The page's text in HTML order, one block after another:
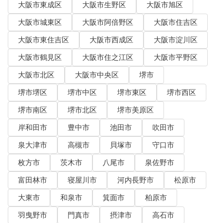
大阪市東成区
大阪市生野区
大阪市旭区
大阪市城東区
大阪市阿倍野区
大阪市住吉区
大阪市東住吉区
大阪市西成区
大阪市淀川区
大阪市鶴見区
大阪市住之江区
大阪市平野区
大阪市北区
大阪市中央区
堺市
堺市堺区
堺市中区 堺市東区
堺市西区
堺市南区
堺市北区
堺市美原区
岸和田市
豊中市 池田市
吹田市
泉大津市
高槻市 貝塚市
守口市
枚方市
茨木市 八尾市
泉佐野市
富田林市
寝屋川市 河内長野市
松原市
大東市
和泉市 箕面市
柏原市
羽曳野市
門真市 摂津市
高石市